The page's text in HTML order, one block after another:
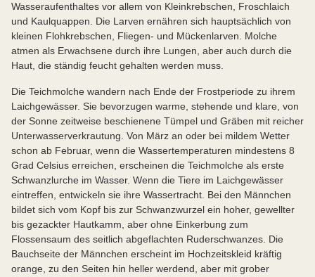
Wasseraufenthaltes vor allem von Kleinkrebschen, Froschlaich
und Kaulquappen. Die Larven ernähren sich hauptsächlich von
kleinen Flohkrebschen, Fliegen- und Mückenlarven. Molche
atmen als Erwachsene durch ihre Lungen, aber auch durch die
Haut, die ständig feucht gehalten werden muss.
Die Teichmolche wandern nach Ende der Frostperiode zu ihrem
Laichgewässer. Sie bevorzugen warme, stehende und klare, von
der Sonne zeitweise beschienene Tümpel und Gräben mit reicher
Unterwasserverkrautung. Von März an oder bei mildem Wetter
schon ab Februar, wenn die Wassertemperaturen mindestens 8
Grad Celsius erreichen, erscheinen die Teichmolche als erste
Schwanzlurche im Wasser. Wenn die Tiere im Laichgewässer
eintreffen, entwickeln sie ihre Wassertracht. Bei den Männchen
bildet sich vom Kopf bis zur Schwanzwurzel ein hoher, gewellter
bis gezackter Hautkamm, aber ohne Einkerbung zum
Flossensaum des seitlich abgeflachten Ruderschwanzes. Die
Bauchseite der Männchen erscheint im Hochzeitskleid kräftig
orange, zu den Seiten hin heller werdend, aber mit grober